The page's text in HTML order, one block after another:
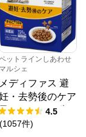
ットラインしあわせ
マルシェ
メディファス 避
・去勢後のケア
ねこから10歳
まで チキン＆フ
4.5
(1057件)